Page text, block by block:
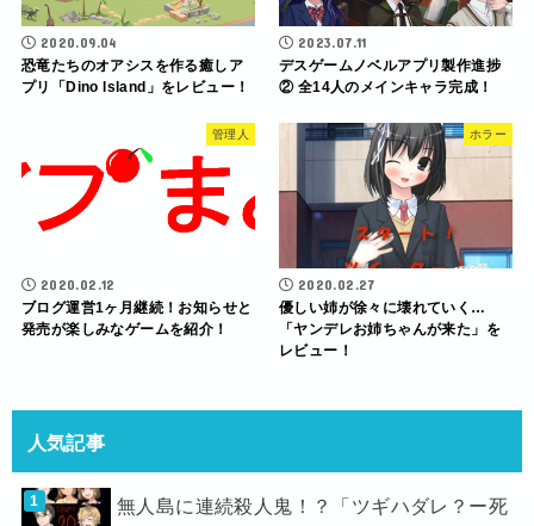
2020.09.04
恐竜たちのオアシスを作る癒しア
プリ「Dino lsland」をレビュー！
2023.07.11
デスゲームノベルアプリ製作進捗
② 全14人のメインキャラ完成！
管理人
2020.02.12
ブログ運営1ヶ月継続！お知らせと
発売が楽しみなゲームを紹介！
ホラー
2020.02.27
優しい姉が徐々に壊れていく…
「ヤンデレお姉ちゃんが来た」を
レビュー！
人気記事
無人島に連続殺人鬼！？「ツギハダレ？ー死